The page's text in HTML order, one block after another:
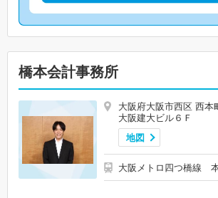
橋本会計事務所
大阪府大阪市西区 西本
大阪建大ビル６Ｆ
地図
大阪メトロ四つ橋線